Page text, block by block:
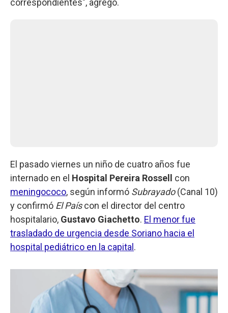
correspondientes", agregó.
El pasado viernes un niño de cuatro años fue
internado en el Hospital Pereira Rossell
con
meningococo, según informó Subrayado(Canal 10)
y confirmó El Paíscon el director del centro
hospitalario, Gustavo Giachetto. El menor fue
trasladado de urgencia desde Soriano hacia el
hospital pediátrico en la capital .